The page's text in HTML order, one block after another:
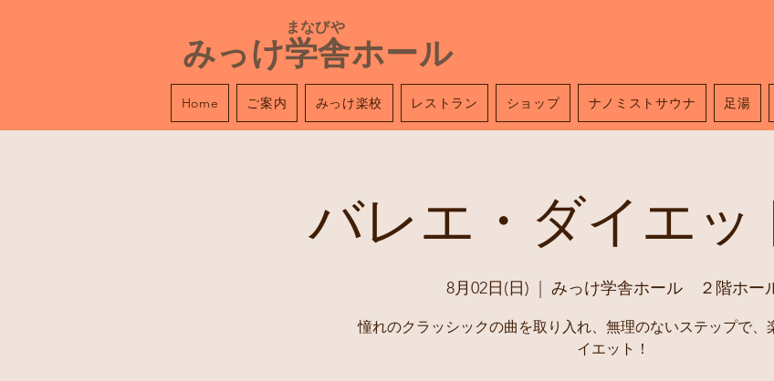
​ まなびや
みっけ学舎ホール
Home ご案内 みっけ楽校 レストラン ショップ ナノミストサウナ 足湯
バレエ・ダイエッ
8月02日(日) みっけ学舎ホール ２階ホー
憧れのクラッシックの曲を取り入れ、無理のないステップで、
イエット！